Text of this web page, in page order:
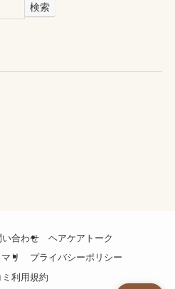
検索
い合わせ
ヘアケアトーク
リ
プライバシーポリシー
ミ利用規約